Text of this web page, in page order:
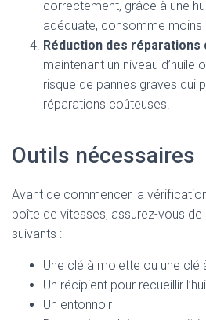
correctement, grâce à une
adéquate, consomme moins
Réduction des réparations
maintenant un niveau d’huile
risque de pannes graves qui
réparations coûteuses.
Outils nécessaires
Avant de commencer la
boîte de vitesses, assurez-vous
suivants :
Une clé à molette ou une clé
Un récipient pour recueillir
Un entonnoir